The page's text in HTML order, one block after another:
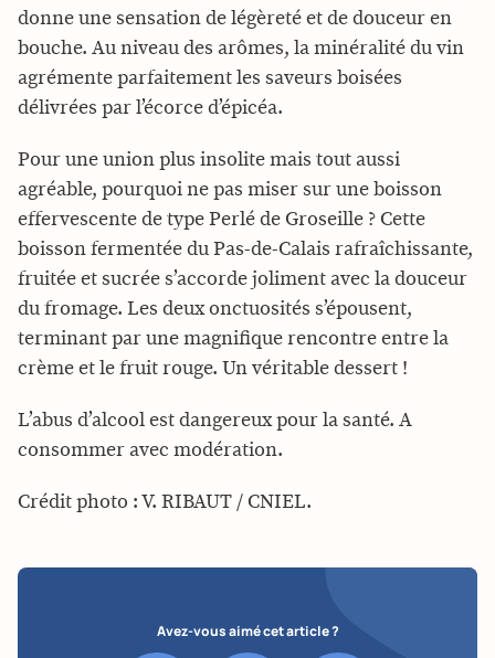
donne une sensation de légèreté et de douceur en
bouche. Au niveau des arômes, la minéralité du vin
agrémente parfaitement les saveurs boisées
délivrées par l’écorce d’épicéa.
Pour une union plus insolite mais tout aussi
agréable, pourquoi ne pas miser sur une boisson
effervescente de type Perlé de Groseille ? Cette
boisson fermentée du Pas-de-Calais rafraîchissante,
fruitée et sucrée s’accorde joliment avec la douceur
du fromage. Les deux onctuosités s’épousent,
terminant par une magnifique rencontre entre la
crème et le fruit rouge. Un véritable dessert !
L’abus d’alcool est dangereux pour la santé. A
consommer avec modération.
Crédit photo : V. RIBAUT / CNIEL.
Avez-vous aimé cet article ?